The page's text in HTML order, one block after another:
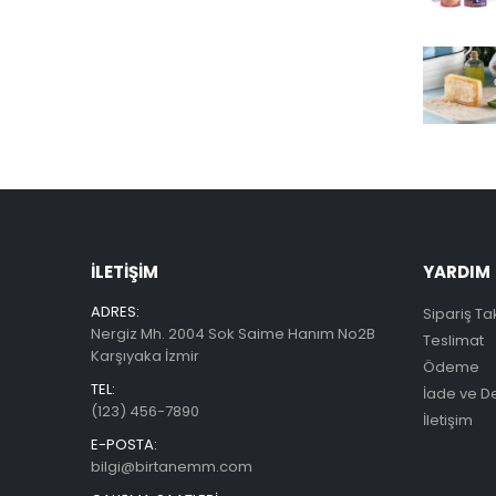
İLETIŞIM
ADRES:
Nergiz Mh. 2004 Sok Saime Hanım No2B
Karşıyaka İzmir
TEL:
(123) 456-7890
E-POSTA:
bilgi@birtanemm.com
YARDIM
Sipariş
Teslimat
Ödeme
İade ve
İletişim